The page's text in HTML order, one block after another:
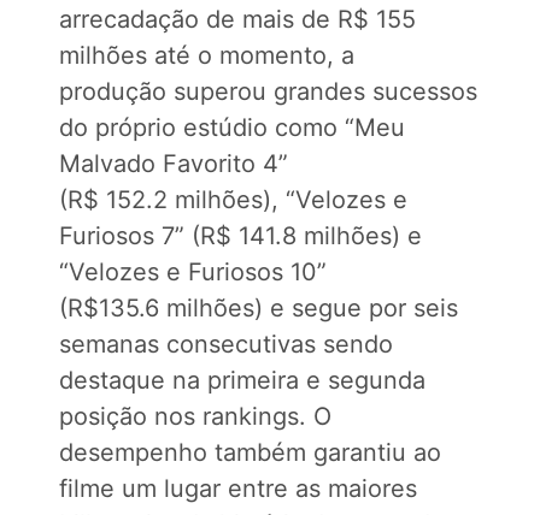
arrecadação de mais de R$ 155
milhões até o momento, a
produção superou grandes sucessos
do próprio estúdio como “Meu
Malvado Favorito 4”
(R$ 152.2 milhões), “Velozes e
Furiosos 7” (R$ 141.8 milhões) e
“Velozes e Furiosos 10”
(R$135.6 milhões) e segue por seis
semanas consecutivas sendo
destaque na primeira e segunda
posição nos rankings. O
desempenho também garantiu ao
filme um lugar entre as maiores